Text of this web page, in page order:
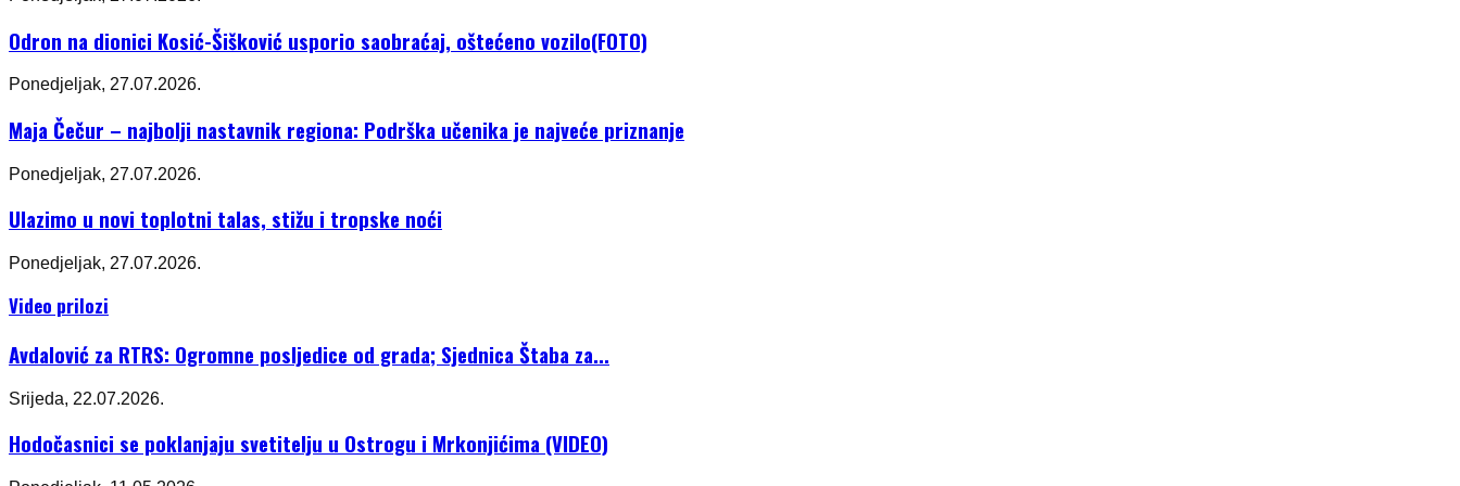
Odron na dionici Kosić-Šišković usporio saobraćaj, oštećeno vozilo(FOTO)
Ponedjeljak, 27.07.2026.
Maja Čečur – najbolji nastavnik regiona: Podrška učenika je najveće priznanje
Ponedjeljak, 27.07.2026.
Ulazimo u novi toplotni talas, stižu i tropske noći
Ponedjeljak, 27.07.2026.
Video prilozi
Avdalović za RTRS: Ogromne posljedice od grada; Sjednica Štaba za...
Srijeda, 22.07.2026.
Hodočasnici se poklanjaju svetitelju u Ostrogu i Mrkonjićima (VIDEO)